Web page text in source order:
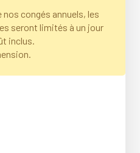
congés annuels, les
seront limités à un jour
inclus.